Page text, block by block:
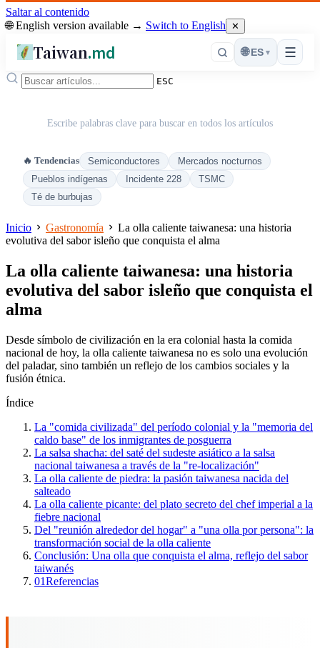
Saltar al contenido
🌐 English version available → Switch to English ✕
Taiwan.md ☰
🌐 ES ▾
ESC
Escribe palabras clave para buscar en todos los artículos
🔥 Tendencias Semiconductores
Mercados nocturnos
Pueblos indígenas
Incidente 228
TSMC
Té de burbujas
Inicio Gastronomía
La olla caliente taiwanesa: una historia
evolutiva del sabor isleño que conquista el alma
La olla caliente taiwanesa: una historia
evolutiva del sabor isleño que conquista el
alma
Desde símbolo de civilización en la era colonial hasta la comida
nacional de hoy, la olla caliente taiwanesa no es solo una evolución
del paladar, sino también un reflejo de los cambios sociales y la
fusión étnica.
Índice
La "comida civilizada" del período colonial y la "memoria del
caldo base" de los inmigrantes de posguerra
La salsa shacha: del saté del sudeste asiático a la salsa
nacional taiwanesa a través de la "re-localización"
La olla caliente de piedra: la pasión taiwanesa nacida del
salteado
La olla caliente picante: del plato secreto del chef imperial a la
fiebre nacional
Del "reunión alrededor del hogar" a "una olla por persona": la
transformación social de la olla caliente
Conclusión: Una olla que conquista el alma, reflejo del sabor
taiwanés
01Referencias